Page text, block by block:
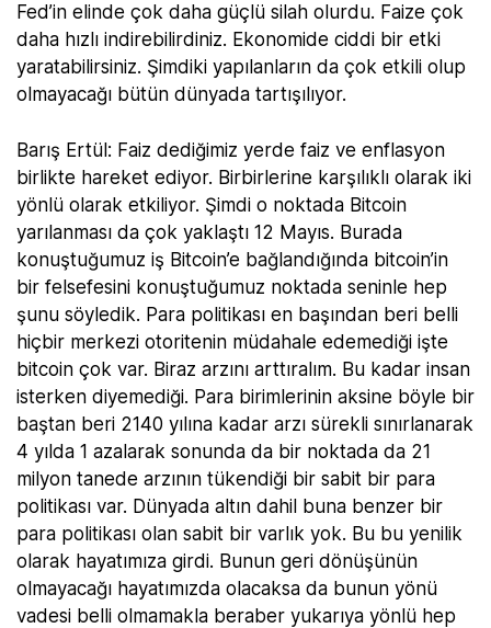
Fed’in elinde çok daha güçlü silah olurdu. Faize çok
daha hızlı indirebilirdiniz. Ekonomide ciddi bir etki
yaratabilirsiniz. Şimdiki yapılanların da çok etkili olup
olmayacağı bütün dünyada tartışılıyor.
Barış Ertül: Faiz dediğimiz yerde faiz ve enflasyon
birlikte hareket ediyor. Birbirlerine karşılıklı olarak iki
yönlü olarak etkiliyor. Şimdi o noktada Bitcoin
yarılanması da çok yaklaştı 12 Mayıs. Burada
konuştuğumuz iş Bitcoin’e bağlandığında bitcoin’in
bir felsefesini konuştuğumuz noktada seninle hep
şunu söyledik. Para politikası en başından beri belli
hiçbir merkezi otoritenin müdahale edemediği işte
bitcoin çok var. Biraz arzını arttıralım. Bu kadar insan
isterken diyemediği. Para birimlerinin aksine böyle bir
baştan beri 2140 yılına kadar arzı sürekli sınırlanarak
4 yılda 1 azalarak sonunda da bir noktada da 21
milyon tanede arzının tükendiği bir sabit bir para
politikası var. Dünyada altın dahil buna benzer bir
para politikası olan sabit bir varlık yok. Bu bu yenilik
olarak hayatımıza girdi. Bunun geri dönüşünün
olmayacağı hayatımızda olacaksa da bunun yönü
vadesi belli olmamakla beraber yukarıya yönlü hep